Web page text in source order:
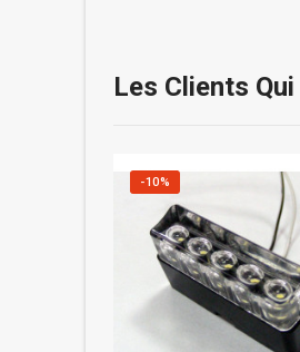
Les Clients
-10%